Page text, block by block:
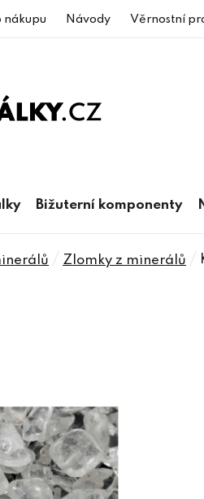
nákupu Návody Věrnostní
Bižuterní komponenty
Zlomky z minerálů